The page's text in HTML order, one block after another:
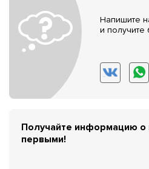
Напишите
и получите
Получайте информацию о
первыми!